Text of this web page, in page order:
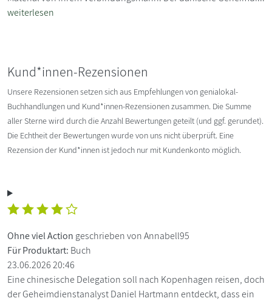
weiterlesen
Kund*innen-Rezensionen
Unsere Rezensionen setzen sich aus Empfehlungen von genialokal-
Buchhandlungen und Kund*innen-Rezensionen zusammen. Die Summe
aller Sterne wird durch die Anzahl Bewertungen geteilt (und ggf. gerundet).
Die Echtheit der Bewertungen wurde von uns nicht überprüft. Eine
Rezension der Kund*innen ist jedoch nur mit Kundenkonto möglich.
Ohne viel Action geschrieben von Annabell95
Für Produktart: Buch
23.06.2026 20:46
Eine chinesische Delegation soll nach Kopenhagen reisen, doch
der Geheimdienstanalyst Daniel Hartmann entdeckt, dass ein